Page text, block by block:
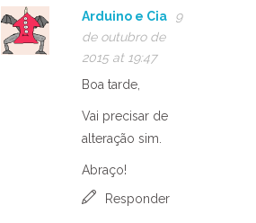
Arduino e Cia
9
de outubro de
2015 at 19:47
Boa tarde,
Vai precisar de
alteração sim.
Abraço!
Responder